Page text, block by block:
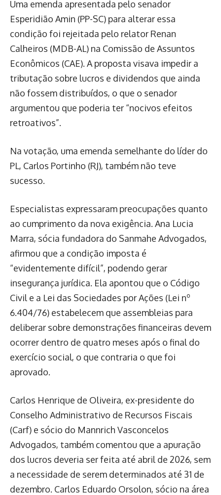
Uma emenda apresentada pelo senador
Esperidião Amin (PP-SC) para alterar essa
condição foi rejeitada pelo relator Renan
Calheiros (MDB-AL) na Comissão de Assuntos
Econômicos (CAE). A proposta visava impedir a
tributação sobre lucros e dividendos que ainda
não fossem distribuídos, o que o senador
argumentou que poderia ter “nocivos efeitos
retroativos”.
Na votação, uma emenda semelhante do líder do
PL, Carlos Portinho (RJ), também não teve
sucesso.
Especialistas expressaram preocupações quanto
ao cumprimento da nova exigência. Ana Lucia
Marra, sócia fundadora do Sanmahe Advogados,
afirmou que a condição imposta é
“evidentemente difícil”, podendo gerar
insegurança jurídica. Ela apontou que o Código
Civil e a Lei das Sociedades por Ações (Lei nº
6.404/76) estabelecem que assembleias para
deliberar sobre demonstrações financeiras devem
ocorrer dentro de quatro meses após o final do
exercício social, o que contraria o que foi
aprovado.
Carlos Henrique de Oliveira, ex-presidente do
Conselho Administrativo de Recursos Fiscais
(Carf) e sócio do Mannrich Vasconcelos
Advogados, também comentou que a apuração
dos lucros deveria ser feita até abril de 2026, sem
a necessidade de serem determinados até 31 de
dezembro. Carlos Eduardo Orsolon, sócio na área